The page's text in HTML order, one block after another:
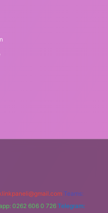
Teams:
0262 606 0 726 Telegram: